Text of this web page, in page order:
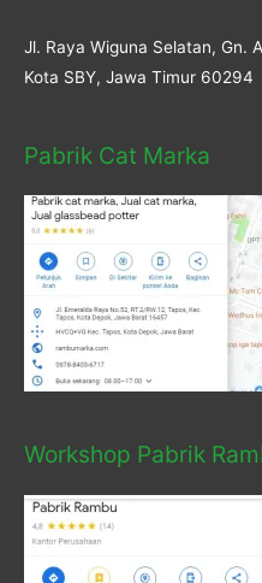
Jl. Raya Wiguna Selatan, Gn.
Kota SBY, Jawa Timur 60294
Pabrik Cat Marka
Workshop Pabrik